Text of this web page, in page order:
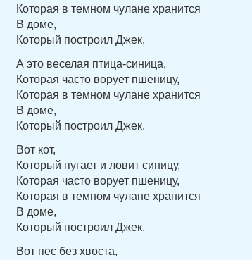
Которая в темном чулане хранится
В доме,
Который построил Джек.
А это веселая птица-синица,
Которая часто ворует пшеницу,
Которая в темном чулане хранится
В доме,
Который построил Джек.
Вот кот,
Который пугает и ловит синицу,
Которая часто ворует пшеницу,
Которая в темном чулане хранится
В доме,
Который построил Джек.
Вот пес без хвоста,